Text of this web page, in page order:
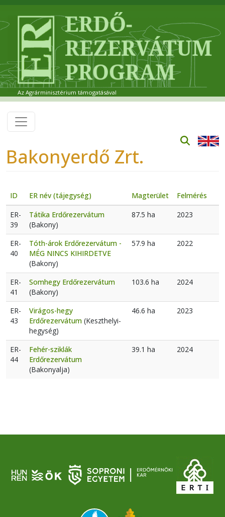
Az Agrárminisztérium támogatásával
Bakonyerdő Zrt.
ID ER név (tájegység) Magterület
Felmérés
ER-
39
Tátika Erdőrezervátum
(Bakony)
87.5 ha 2023
ER-
40
Tóth-árok Erdőrezervátum -
MÉG NINCS KIHIRDETVE
(Bakony)
57.9 ha 2022
ER-
41
Somhegy Erdőrezervátum
(Bakony)
103.6 ha 2024
ER-
43
Virágos-hegy
Erdőrezervátum (Keszthelyi-
hegység)
46.6 ha 2023
ER-
44
Fehér-sziklák
Erdőrezervátum
(Bakonyalja)
39.1 ha 2024